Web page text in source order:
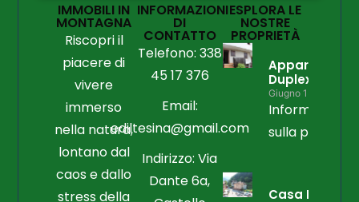
IMMOBILI IN
MONTAGNA
Riscopri il
piacere di
vivere
immerso
nella natura,
lontano dal
caos e dallo
stress della
INFORMAZIONI
DI
CONTATTO
Telefono: 338
45 17 376
Email:
ediltesina@gmail.com
Indirizzo: Via
Dante 6a,
ESPLORA LE
NOSTRE
PROPRIETÀ
Duplex
Giugno 15, 2026
Informazioni
sulla
Casa Libera